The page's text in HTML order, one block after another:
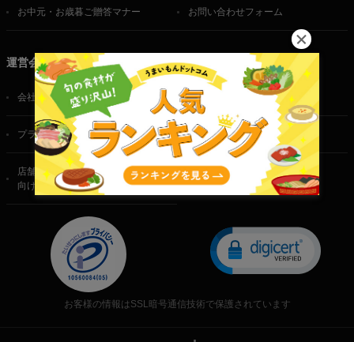
お中元・お歳暮ご贈答マナー お問い合わせフォーム
運営会社
会社概要 ご利用規約
プライバシーポリシー 特定商取引法に基づく表記
店舗・法人・生産者様
向けのお問い合わせ
お客様の情報はSSL暗号通信技術で保護されています